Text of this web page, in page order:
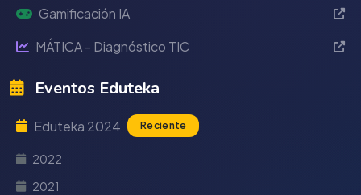
Gamificación IA
MÁTICA - Diagnóstico TIC
Eventos Eduteka
Eduteka 2024 Reciente
2022
2021